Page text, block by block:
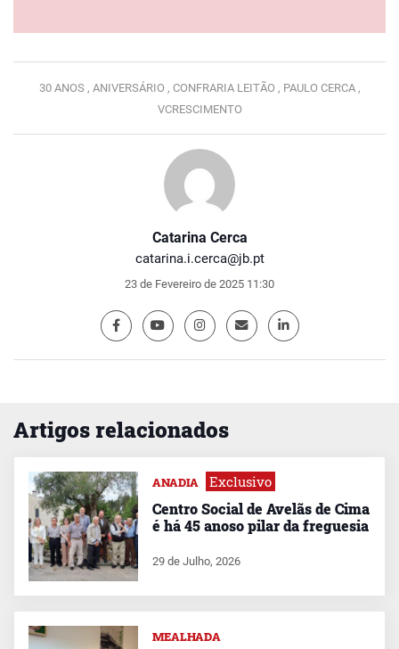
Catarina Cerca
catarina.i.cerca@jb.pt
23 de Fevereiro de 2025 11:30
30 ANOS , ANIVERSÁRIO , CONFRARIA LEITÃO , PAULO CERCA ,
VCRESCIMENTO
Artigos relacionados
ANADIA Exclusivo
Centro Social de Avelãs de Cima
é há 45 anoso pilar da freguesia
29 de Julho, 2026
MEALHADA